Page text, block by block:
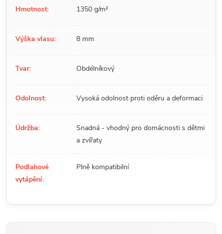
Hmotnost: 1350 g/m²
Výška vlasu: 8 mm
Tvar: Obdélníkový
Odolnost: Vysoká odolnost proti oděru a deformaci
Údržba:
Snadná - vhodný pro domácnosti s dětmi
a zvířaty
Podlahové
vytápění:
Plně kompatibilní